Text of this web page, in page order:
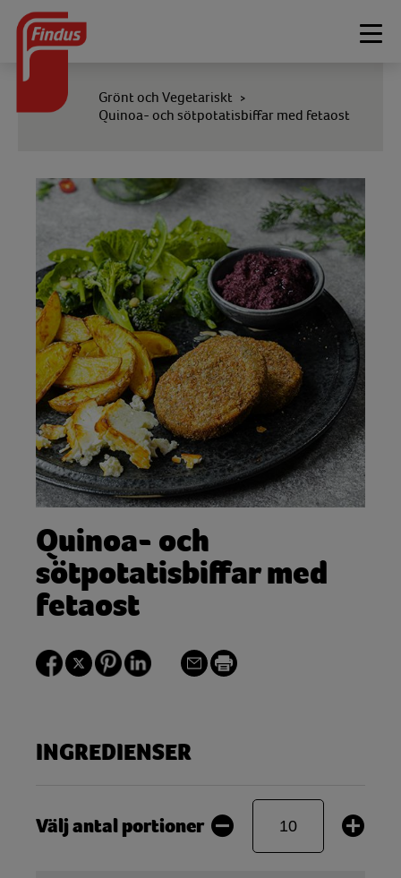
Grönt och Vegetariskt >
Quinoa- och sötpotatisbiffar med fetaost
Quinoa- och
sötpotatisbiffar med
fetaost
INGREDIENSER
Välj antal portioner